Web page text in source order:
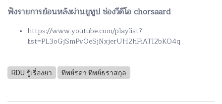
ฟังรายการย้อนหลังผ่านยูทูป ช่องวีดีโอ chorsaard
https://www.youtube.com/playlist?
list=PL3oGjSmPvOeSjNxjerUH2hFiATI2bKO4q
RDU รู้เรื่องยา ทิพย์รดา ทิพย์ธราสกุล